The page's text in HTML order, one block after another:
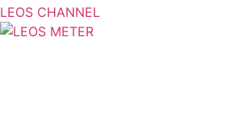
LEOS CHANNEL